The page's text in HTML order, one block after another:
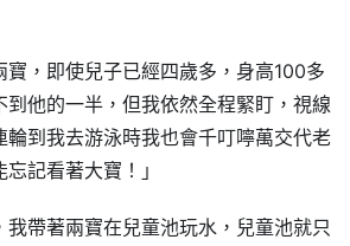
寶，即使兒子已經四歲多，身高100多
到他的一半，但我依然全程緊盯，視線
輪到我去游泳時我也會千叮嚀萬交代老
記看著大寶！」
我帶著兩寶在兒童池玩水，兒童池就只